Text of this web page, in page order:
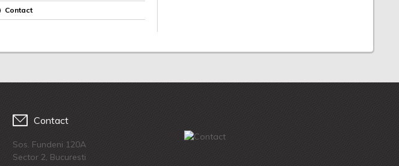
Contact
Contact
Sos. Fundeni 120A
Sector 2, Bucuresti